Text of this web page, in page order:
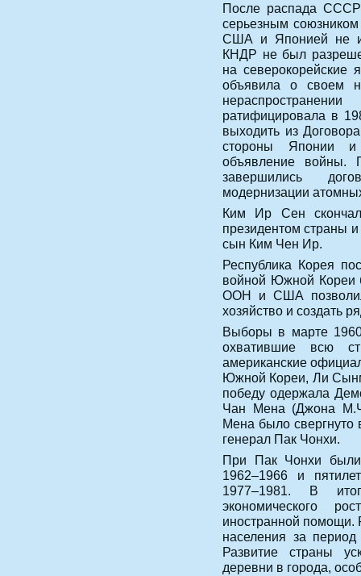
После распада
серьезным
США и Японией не
КНДР не был
на
объявила о своем
ратифицировала в
выходить из
стороны Японии и
объявление
завершились
модернизации
Ким Ир Сен
президентом страны
сын Ким Чен Ир.
Республика Корея
войной Южной Кореи
ООН и США
хозяйство и создать
Выборы в марте
охватившие всю
американские
Южной Кореи, Ли
победу одержала
Чан Мена (Джона
Мена было свергнуто
генерал Пак Чонхи.
При Пак Чонхи были
1962–1966 и
1977–1981. В
экономического
иностранной помощи.
населения за
Развитие страны
деревни в города,